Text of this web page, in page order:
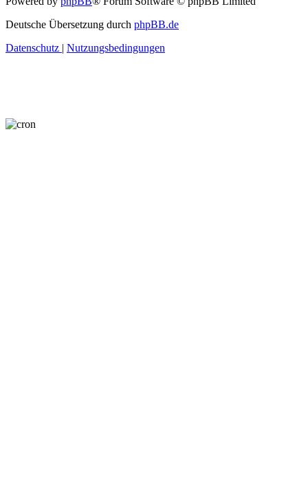
Deutsche Übersetzung durch phpBB.de
Datenschutz | Nutzungsbedingungen